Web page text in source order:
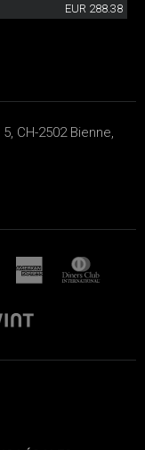
EUR 288.38
CH-2502 Bienne,